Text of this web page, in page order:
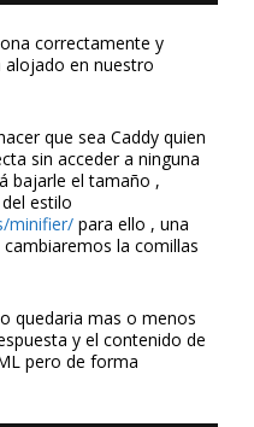
correctamente y
alojado en nuestro
que sea Caddy quien
sin acceder a ninguna
bajarle el tamaño ,
estilo
minifier/ para ello , una
la comillas
quedaria mas o menos
y el contenido de
pero de forma